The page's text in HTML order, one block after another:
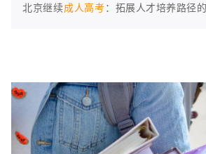
北京继续成人高考：拓展人才培养路径